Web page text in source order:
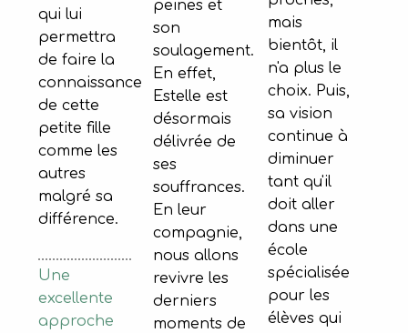
qui lui
permettra
de faire la
connaissance
de cette
petite fille
comme les
autres
malgré sa
différence.
Une
excellente
approche
peines et
son
soulagement.
En effet,
Estelle est
désormais
délivrée de
ses
souffrances.
En leur
compagnie,
nous allons
revivre les
derniers
moments de
mais
bientôt, il
n'a plus le
choix. Puis,
sa vision
continue à
diminuer
tant qu'il
doit aller
dans une
école
spécialisée
pour les
élèves qui